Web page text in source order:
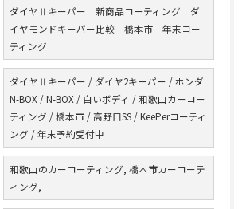
ダイヤⅡキーパー 新商品コーティング ダ
イヤモンドキーパー比較 橋本市 年末コー
ティング
ダイヤⅡキーパー / ダイヤ2キーパー / ホンダ
N-BOX / N-BOX / 白いボディ / 和歌山カーコー
ティング / 橋本市 / 高野口SS / KeePerコーティ
ング / 年末予約受付中
和歌山のカーコーティング, 橋本市カーコーテ
ィング,